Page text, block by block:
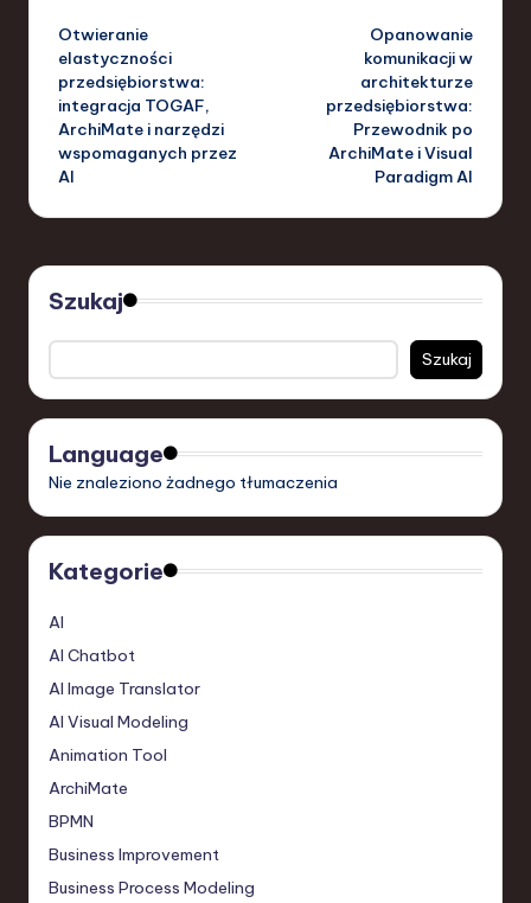
navigation
Otwieranie
elastyczności
przedsiębiorstwa:
integracja TOGAF,
ArchiMate i narzędzi
wspomaganych przez
AI
Opanowanie
komunikacji w
architekturze
przedsiębiorstwa:
Przewodnik po
ArchiMate i Visual
Paradigm AI
Szukaj
Szukaj
Language
Nie znaleziono żadnego tłumaczenia
Kategorie
AI
AI Chatbot
AI Image Translator
AI Visual Modeling
Animation Tool
ArchiMate
BPMN
Business Improvement
Business Process Modeling